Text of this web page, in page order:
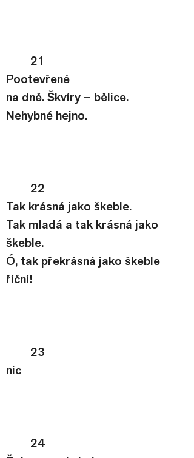
21
Pootevřené
na dně. Škvíry – bělice.
Nehybné hejno.
22
Tak krásná jako škeble.
Tak mladá a tak krásná jako
škeble.
Ó, tak překrásná jako škeble
říční!
23
nic
24